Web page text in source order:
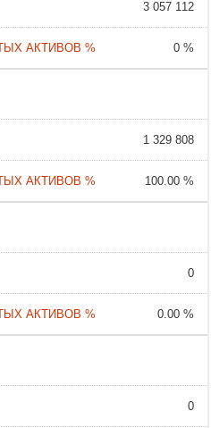
3 057 112
0 %
1 329 808
100.00 %
0
0.00 %
0